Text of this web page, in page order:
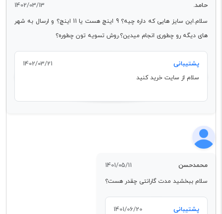
حامد. 1402/03/13
سلام.این سایز هایی که داره چیه؟ 9 اینچ هست یا 11 اینچ؟ و ارسال به شهر
های دیگه رو چطوری انجام میدین؟.روش تسویه تون چطوره؟
پشتیبانی 1402/03/21
سلام از سایت خرید کنید
محمدحسن 1401/05/11
سلام ببخشید مدت گارانتی چقدر هست؟
پشتیبانی 1401/06/20